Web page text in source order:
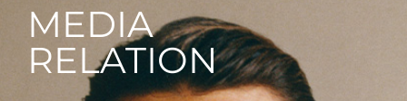
MEDIA
RELATION